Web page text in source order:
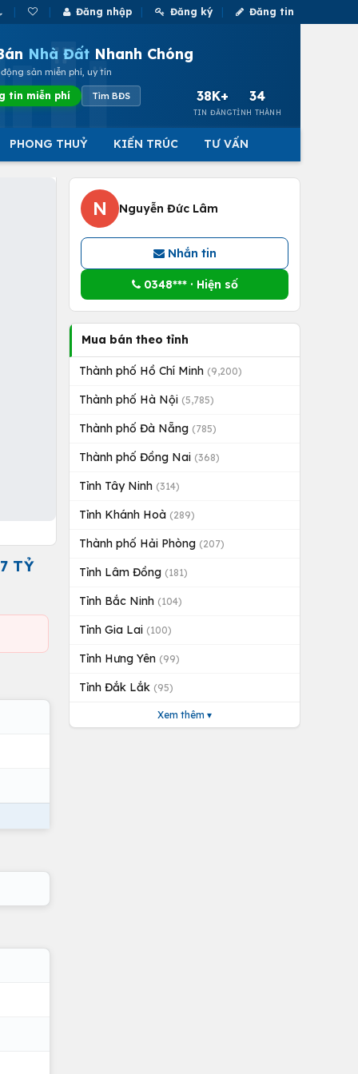
Đăng nhập Đăng ký Đăng tin
Nhà Đất Nhanh Chóng
sản miễn phí, uy tín
tin miễn phí Tìm BĐS 38K+
TIN ĐĂNG
34
TỈNH THÀNH
PHONG THUỶ KIẾN TRÚC TƯ VẤN
TỶ
N Nguyễn Đức Lâm
Nhắn tin
0348*** · Hiện số
Mua bán theo tỉnh
Thành phố Hồ Chí Minh (9,200)
Thành phố Hà Nội (5,785)
Thành phố Đà Nẵng (785)
Thành phố Đồng Nai (368)
Tỉnh Tây Ninh (314)
Tỉnh Khánh Hoà (289)
Thành phố Hải Phòng (207)
Tỉnh Lâm Đồng (181)
Tỉnh Bắc Ninh (104)
Tỉnh Gia Lai (100)
Tỉnh Hưng Yên (99)
Tỉnh Đắk Lắk (95)
Xem thêm ▾